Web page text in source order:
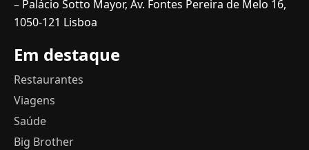
– Palácio Sotto Mayor, Av. Fontes Pereira de Melo 16,
1050-121 Lisboa
Em destaque
Restaurantes
Viagens
Saúde
Big Brother